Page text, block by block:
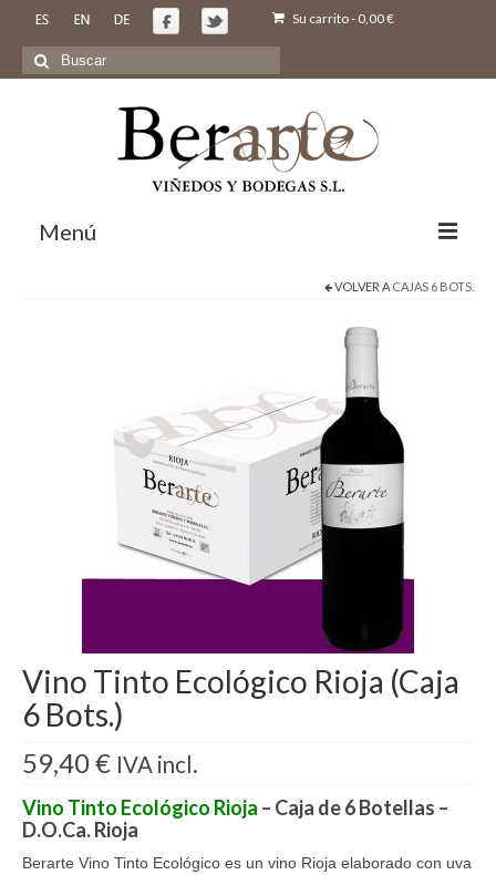
Su carrito- 0,00€
Buscar
por:
Menú
VOLVER A CAJAS 6 BOTS.
Vino Tinto Ecológico Rioja (Caja
6 Bots.)
59,40€ IVA incl.
Vino Tinto Ecológico Rioja – Caja de 6 Botellas –
D.O.Ca. Rioja
Berarte Vino Tinto Ecológico es un vino Rioja elaborado con uva